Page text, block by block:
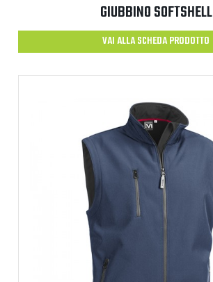
GIUBBINO SOFTSHELL
VAI ALLA SCHEDA PRODOTTO